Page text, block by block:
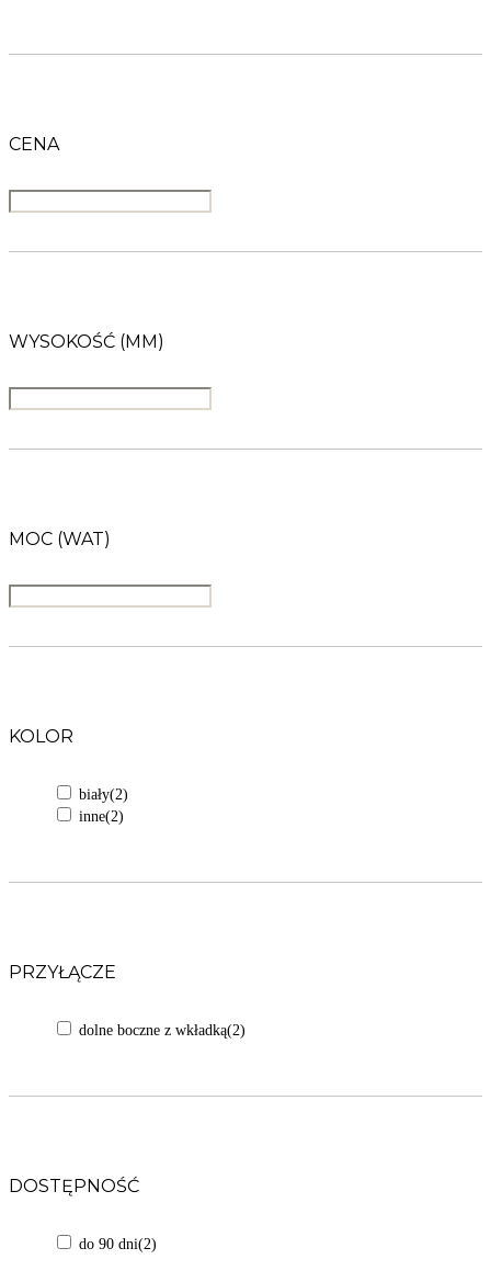
CENA
WYSOKOŚĆ (MM)
MOC (WAT)
KOLOR
biały(2)
inne(2)
PRZYŁĄCZE
dolne boczne z wkładką(2)
DOSTĘPNOŚĆ
do 90 dni(2)